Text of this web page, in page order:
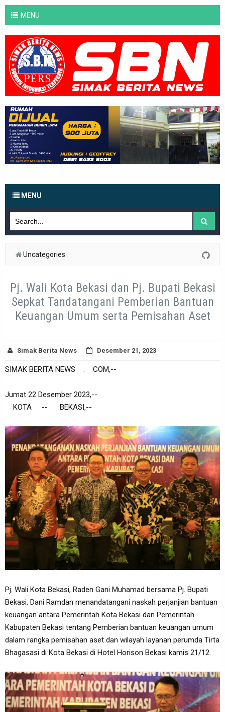
MENU
MENU
Uncategories
Pj. Wali Kota Bekasi dan Pj. Bupati Bekasi
Sepkat Tandatangani Pemberian Bantuan
Keuangan Umum serta Pemisahan Aset
Simak Berita News Desember 21, 2023
SIMAK BERITA NEWS . COM,--
Jumat 22 Desember 2023,--
KOTA -- BEKASI,--
Pj. Wali Kota Bekasi, Raden Gani Muhamad bersama Pj. Bupati
Bekasi, Dani Ramdan menandatangani naskah perjanjian bantuan
keuangan antara Pemerintah Kota Bekasi dan Pemerintah
Kabupaten Bekasi tentang Pemberian bantuan keuangan umum
dalam rangka pemisahan aset dan wilayah layanan perumda Tirta
Bhagasasi di Kota Bekasi di Hotel Horison Bekasi kamis 21/12.